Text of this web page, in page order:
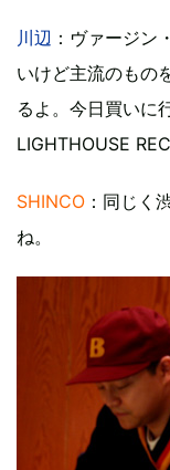
川辺 ：ヴァージン
いけど主流のもの
るよ。今日買いに
LIGHTHOUSE
SHINCO ：同じく
ね。